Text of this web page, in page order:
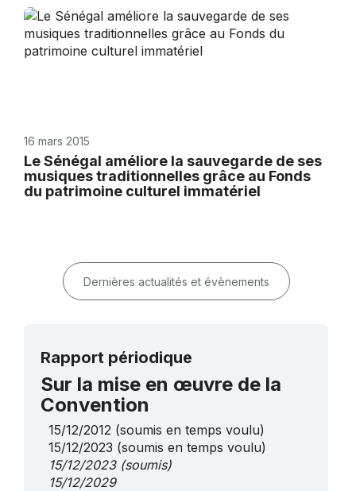
16 mars 2015
Le Sénégal améliore la sauvegarde de ses
musiques traditionnelles grâce au Fonds
du patrimoine culturel immatériel
Dernières actualités et évènements
Rapport périodique
Sur la mise en œuvre de la
Convention
15/12/2012 (soumis en temps voulu)
15/12/2023 (soumis en temps voulu)
15/12/2023(soumis)
15/12/2029